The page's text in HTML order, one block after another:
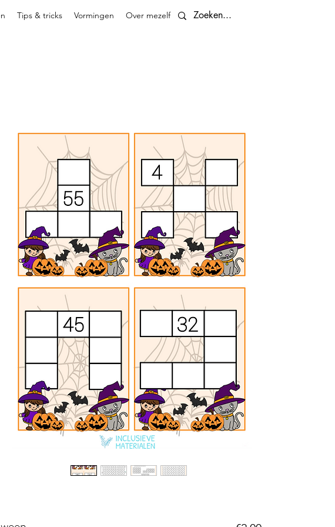
Tips & tricks Vormingen Over mezelf Contact